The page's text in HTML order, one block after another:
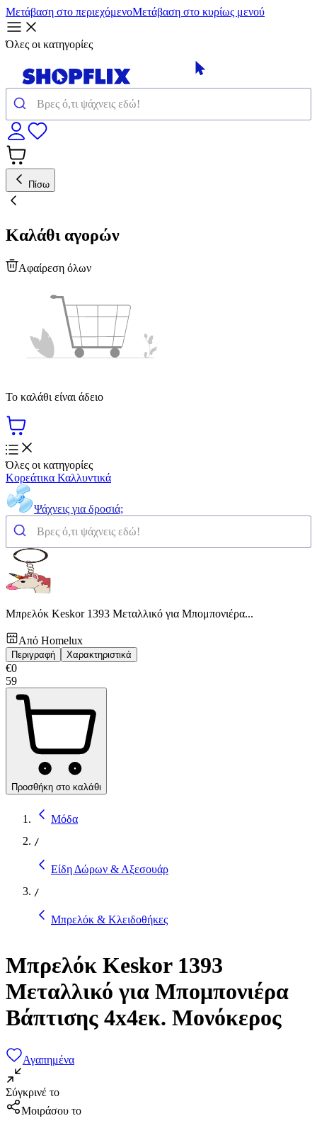
Μετάβαση στο περιεχόμενοΜετάβαση στο κυρίως μενού
Όλες οι κατηγορίες
Πίσω
Καλάθι αγορών
Αφαίρεση όλων
Το καλάθι είναι άδειο
Όλες οι κατηγορίες
Κορεάτικα Καλλυντικά
Ψάχνεις για δροσιά;
Μπρελόκ Keskor 1393 Μεταλλικό για Μπομπονιέρα...
Από Homelux
Περιγραφή Χαρακτηριστικά
€0
59
Προσθήκη στο καλάθι
Μόδα
/
Είδη Δώρων & Αξεσουάρ
/
Μπρελόκ & Κλειδοθήκες
Μπρελόκ Keskor 1393
Μεταλλικό για Μπομπονιέρα
Βάπτισης 4x4εκ. Μονόκερος
Αγαπημένα
Σύγκρινέ το
Μοιράσου το